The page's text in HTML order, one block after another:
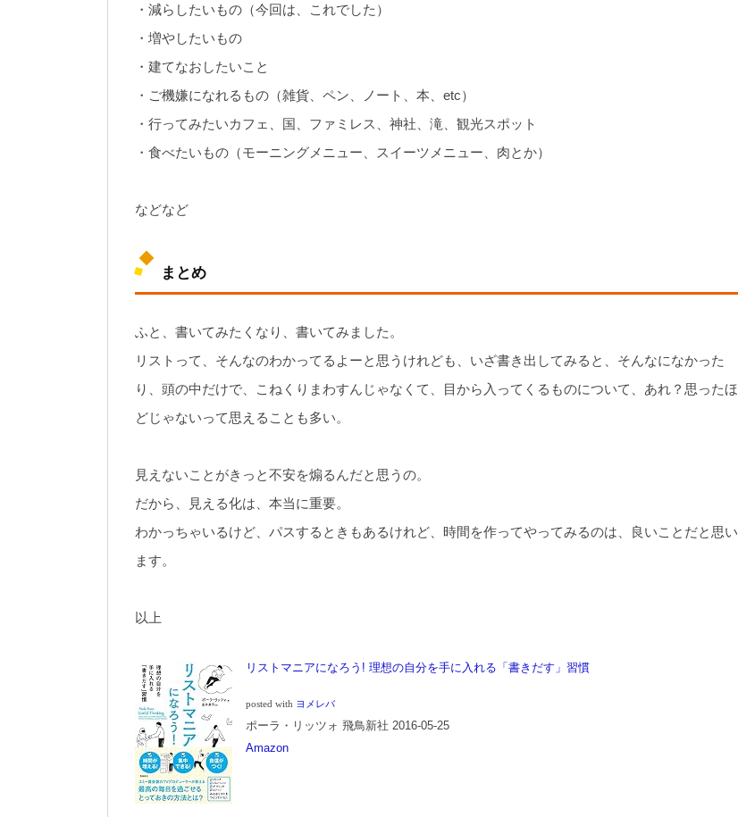
・減らしたいもの（今回は、これでした）
・増やしたいもの
・建てなおしたいこと
・ご機嫌になれるもの（雑貨、ペン、ノート、本、etc）
・行ってみたいカフェ、国、ファミレス、神社、滝、観光スポット
・食べたいもの（モーニングメニュー、スイーツメニュー、肉とか）
などなど
まとめ
ふと、書いてみたくなり、書いてみました。
リストって、そんなのわかってるよーと思うけれども、いざ書き出してみると、そんなになかった
り、頭の中だけで、こねくりまわすんじゃなくて、目から入ってくるものについて、あれ？思ったほ
どじゃないって思えることも多い。
見えないことがきっと不安を煽るんだと思うの。
だから、見える化は、本当に重要。
わかっちゃいるけど、パスするときもあるけれど、時間を作ってやってみるのは、良いことだと思い
ます。
以上
リストマニアになろう! 理想の自分を手に入れる「書きだす」習慣
posted with ヨメレバ
ポーラ・リッツォ 飛鳥新社 2016-05-25
Amazon